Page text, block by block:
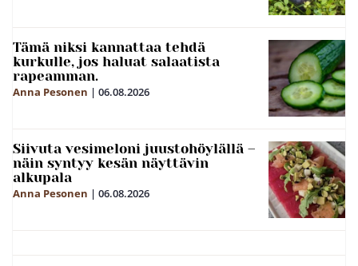
Tämä niksi kannattaa tehdä
kurkulle, jos haluat salaatista
rapeamman.
Anna Pesonen | 06.08.2026
Siivuta vesimeloni juustohöylällä –
näin syntyy kesän näyttävin
alkupala
Anna Pesonen | 06.08.2026